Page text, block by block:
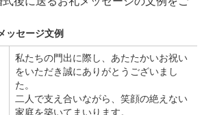
ッセージ文例
私たちの門出に際し、あたたかいお祝い
をいただき誠にありがとうございまし
た。
二人で支え合いながら、笑顔の絶えない
家庭を築いてまいります。